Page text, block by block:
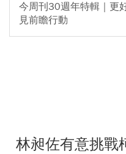
今周刊30週年特輯｜更
見前瞻行動
林昶佐有意挑戰